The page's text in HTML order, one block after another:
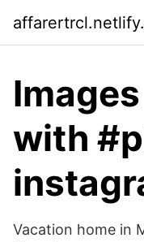
with
Vacation home in